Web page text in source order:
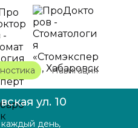
Навигация
ул. 10
день,